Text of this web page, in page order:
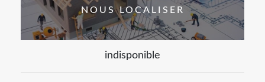
NOUS LOCALISER
indisponible